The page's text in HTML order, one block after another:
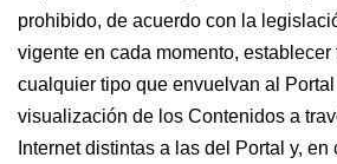
prohibido, de acuerdo con la
vigente en cada momento, establecer
cualquier tipo que envuelvan al
visualización de los Contenidos a
Internet distintas a las del Portal y, en